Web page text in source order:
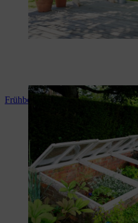
Frühbeet selber bauen